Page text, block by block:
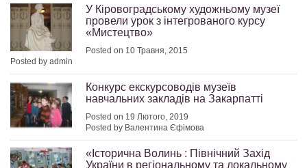
У Кіровоградському художньому музеї
провели урок з інтегрованого курсу
«Мистецтво»
Posted on 10 Травня, 2015
Posted by admin
Конкурс екскурсоводів музеїв
навчальних закладів на Закарпатті
Posted on 19 Лютого, 2019
Posted by Валентина Єфімова
«Історична Волинь : Північний Захід
України в регіональному та локальному